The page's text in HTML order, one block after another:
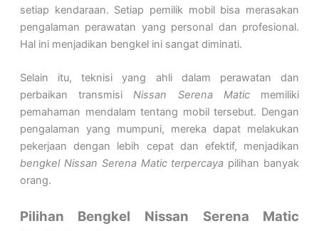
setiap kendaraan. Setiap pemilik mobil bisa merasakan
pengalaman perawatan yang personal dan profesional.
Hal ini menjadikan bengkel ini sangat diminati.
Selain itu, teknisi yang ahli dalam perawatan dan
perbaikan transmisiNissan Serena Maticmemiliki
pemahaman mendalam tentang mobil tersebut. Dengan
pengalaman yang mumpuni, mereka dapat melakukan
pekerjaan dengan lebih cepat dan efektif, menjadikan
bengkel Nissan Serena Matic terpercaya pilihan banyak
orang.
Pilihan Bengkel Nissan Serena Matic